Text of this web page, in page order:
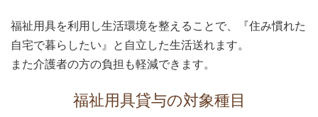
福祉用具を利用し生活環境を整えることで、『住み慣れた
自宅で暮らしたい』と自立した生活送れます。
また介護者の方の負担も軽減できます。
福祉用具貸与の対象種目